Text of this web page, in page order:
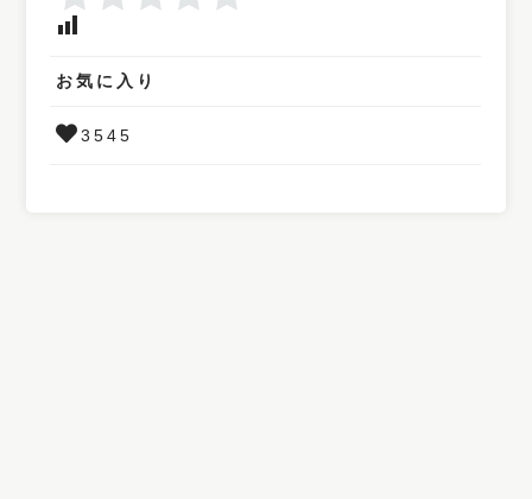
お気に入り
3545